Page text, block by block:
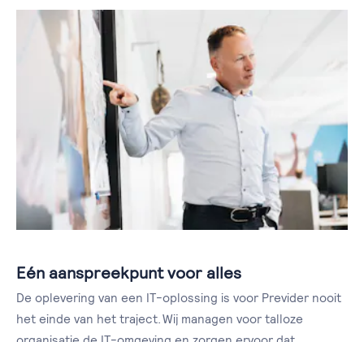
Eén aanspreekpunt voor alles
De oplevering van een IT-oplossing is voor Previder nooit
het einde van het traject. Wij managen voor talloze